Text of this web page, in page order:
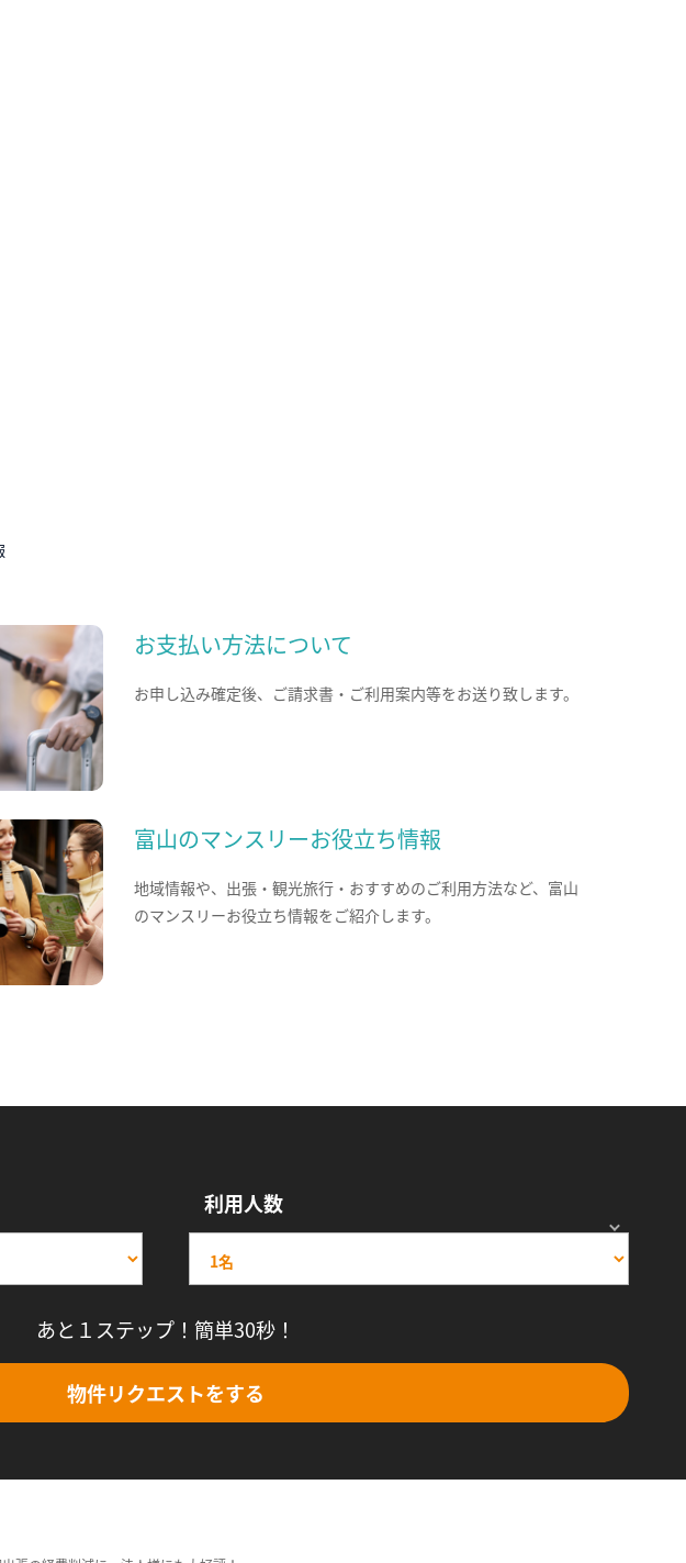
お支払い方法について
お申し込み確定後、ご請求書・ご利用案内等をお送り致します。
富山のマンスリーお役立ち情報
地域情報や、出張・観光旅行・おすすめのご利用方法など、富山
のマンスリーお役立ち情報をご紹介します。
利用人数
あと１ステップ！簡単30秒！
物件リクエストをする